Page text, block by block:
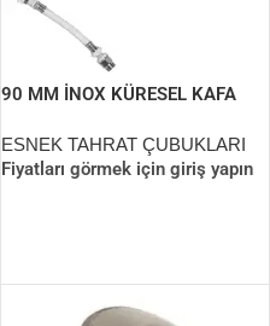
90 MM İNOX KÜRESEL KAFA
BORUS
ESNEK TAHRAT ÇUBUKLARI
Fiyatları görmek için giriş yapın